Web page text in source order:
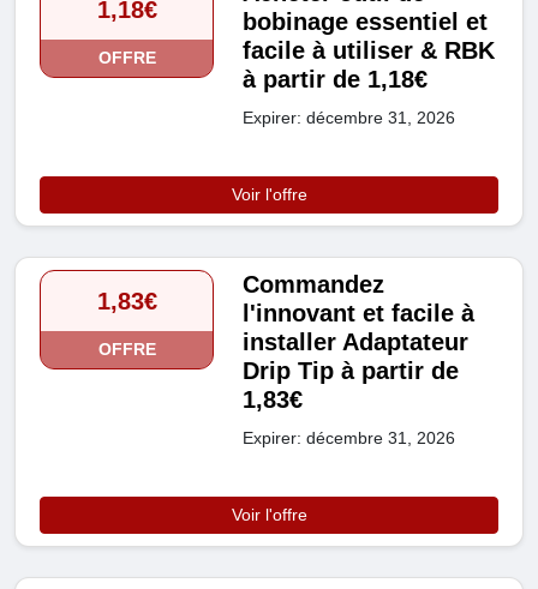
1,18€
OFFRE
bobinage essentiel et
facile à utiliser & RBK
à partir de 1,18€
Expirer: décembre 31, 2026
Voir l'offre
1,83€
OFFRE
Commandez
l'innovant et facile à
installer Adaptateur
Drip Tip à partir de
1,83€
Expirer: décembre 31, 2026
Voir l'offre